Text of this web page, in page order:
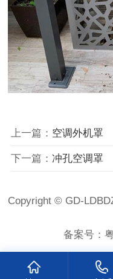
上一篇： 空调外机罩
下一篇： 冲孔空调罩
Copyright © GD-
备案号：